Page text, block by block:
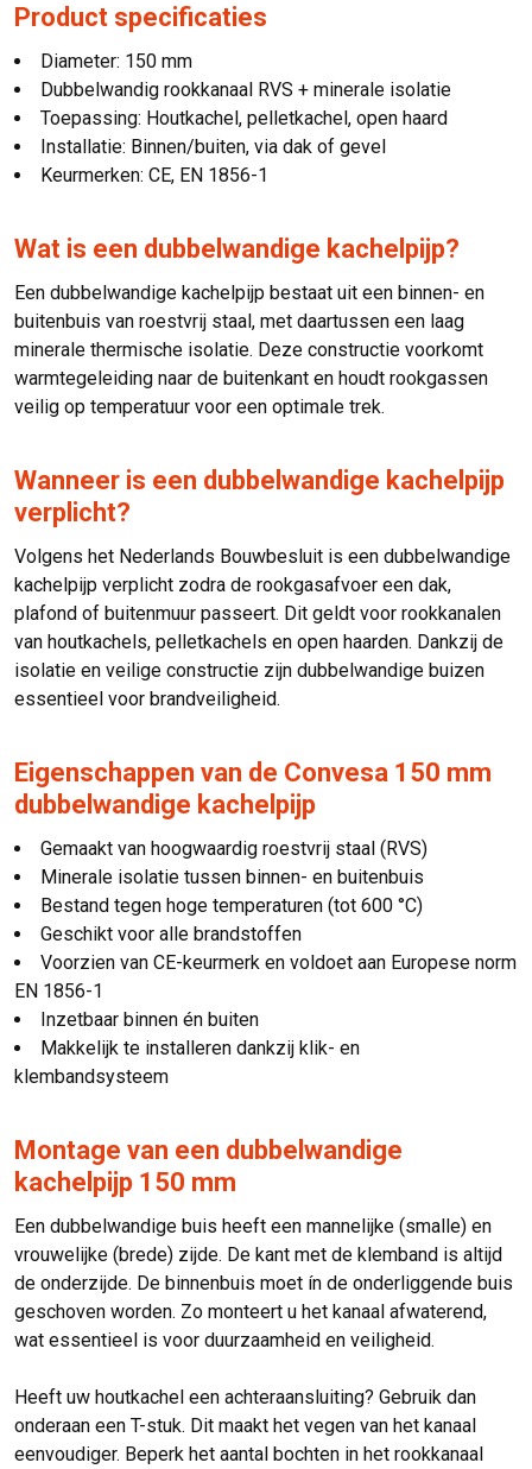
Product specificaties
Diameter: 150 mm
Dubbelwandig rookkanaal RVS + minerale isolatie
Toepassing: Houtkachel, pelletkachel, open haard
Installatie: Binnen/buiten, via dak of gevel
Keurmerken: CE, EN 1856-1
Wat is een dubbelwandige kachelpijp?
Een dubbelwandige kachelpijp bestaat uit een binnen- en
buitenbuis van roestvrij staal, met daartussen een laag
minerale thermische isolatie. Deze constructie voorkomt
warmtegeleiding naar de buitenkant en houdt rookgassen
veilig op temperatuur voor een optimale trek.
Wanneer is een dubbelwandige kachelpijp
verplicht?
Volgens het Nederlands Bouwbesluit is een dubbelwandige
kachelpijp verplicht zodra de rookgasafvoer een dak,
plafond of buitenmuur passeert. Dit geldt voor rookkanalen
van houtkachels, pelletkachels en open haarden. Dankzij de
isolatie en veilige constructie zijn dubbelwandige buizen
essentieel voor brandveiligheid.
Eigenschappen van de Convesa 150 mm
dubbelwandige kachelpijp
Gemaakt van hoogwaardig roestvrij staal (RVS)
Minerale isolatie tussen binnen- en buitenbuis
Bestand tegen hoge temperaturen (tot 600 °C)
Geschikt voor alle brandstoffen
Voorzien van CE-keurmerk en voldoet aan Europese norm
EN 1856-1
Inzetbaar binnen én buiten
Makkelijk te installeren dankzij klik- en
klembandsysteem
Montage van een dubbelwandige
kachelpijp 150 mm
Een dubbelwandige buis heeft een mannelijke (smalle) en
vrouwelijke (brede) zijde. De kant met de klemband is altijd
de onderzijde. De binnenbuis moet ín de onderliggende buis
geschoven worden. Zo monteert u het kanaal afwaterend,
wat essentieel is voor duurzaamheid en veiligheid.
Heeft uw houtkachel een achteraansluiting? Gebruik dan
onderaan een T-stuk. Dit maakt het vegen van het kanaal
eenvoudiger. Beperk het aantal bochten in het rookkanaal